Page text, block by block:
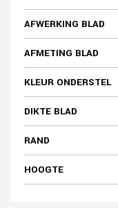
AFWERKING BLAD
AFMETING BLAD
KLEUR ONDERSTEL
DIKTE BLAD
RAND
HOOGTE